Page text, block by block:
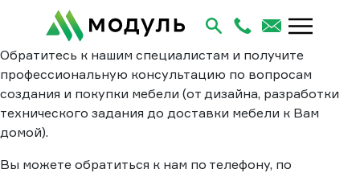
Обратитесь к нашим специалистам и получите
профессиональную консультацию по вопросам
создания и покупки мебели (от дизайна, разработки
технического задания до доставки мебели к Вам
домой).
Вы можете обратиться к нам по телефону, по